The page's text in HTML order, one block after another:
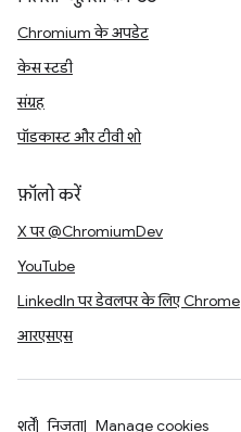
Chromium के अपडेट
केस स्टडी
संग्रह
पॉडकास्ट और टीवी शो
फ़ॉलो करें
X पर @ChromiumDev
YouTube
LinkedIn पर डेवलपर के लिए Chrome
आरएसएस
शर्तें निजता Manage cookies